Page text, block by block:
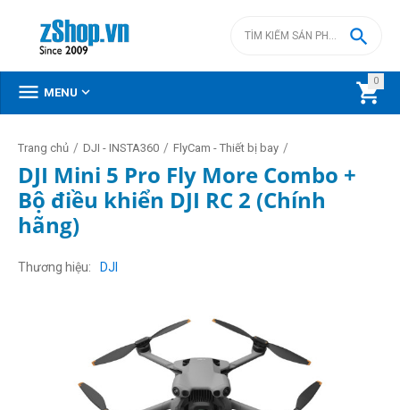
0


 MENU 
Trang chủ / DJI - INSTA360 / FlyCam - Thiết bị bay /
DJI Mini 5 Pro Fly More Combo +
Bộ điều khiển DJI RC 2 (Chính
hãng)
Thương hiệu DJI